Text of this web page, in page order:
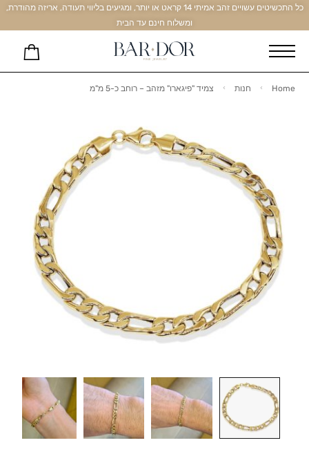
כל התכשיטים עשויים זהב אמיתי 14 קראט או יותר, ומגיעים בליווי תעודה, אריזה מהודרת,
ומשלוח חינם עד הבית
Home חנות צמיד "פיגארו" מזהב – רוחב כ-5 מ"מ